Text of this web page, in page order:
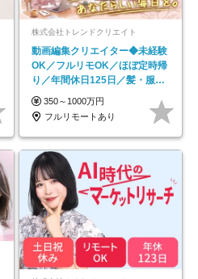
株式会社トレンドクリエイト
動画編集クリエイター◆未経験
OK／フルリモOK／ほぼ定時帰
り／年間休日125日／髪・服・
ネイル自由／副業OK
350～1000万円
フルリモートあり